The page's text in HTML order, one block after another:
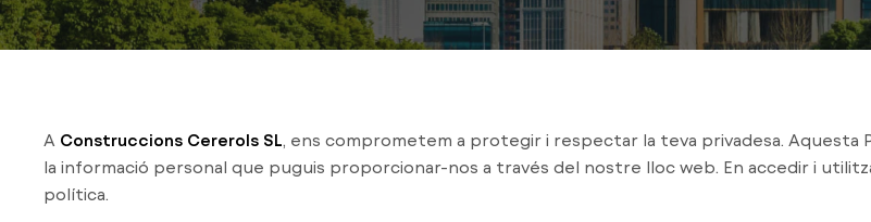
A Construccions Cererols SL, ens comprometem a protegir i respectar la teva privadesa.
la informació personal que puguis proporcionar-nos a través del nostre lloc web. En accedir i
política.